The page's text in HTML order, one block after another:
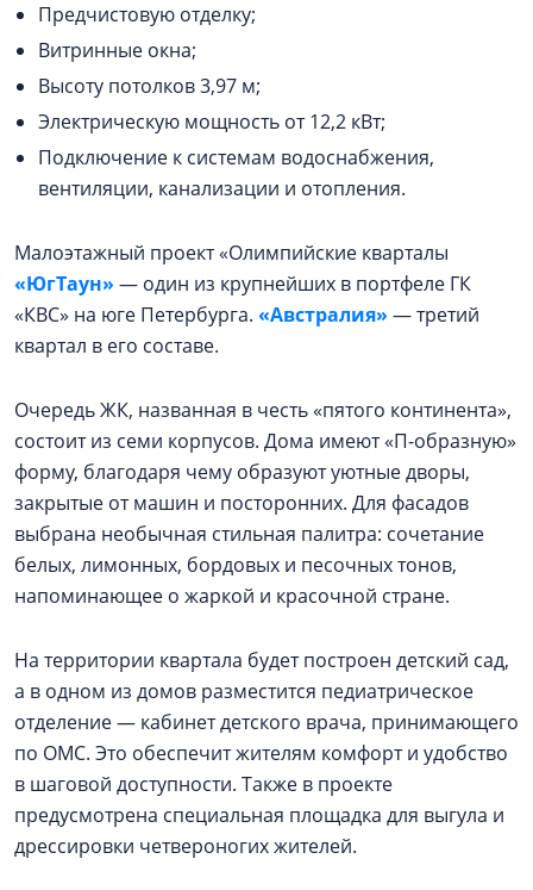
Предчистовую отделку;
Витринные окна;
Высоту потолков 3,97 м;
Электрическую мощность от 12,2 кВт;
Подключение к системам водоснабжения,
вентиляции, канализации и отопления.
Малоэтажный проект «Олимпийские кварталы
«ЮгТаун» — один из крупнейших в портфеле ГК
«КВС» на юге Петербурга. «Австралия» — третий
квартал в его составе.
Очередь ЖК, названная в честь «пятого континента»,
состоит из семи корпусов. Дома имеют «П-образную»
форму, благодаря чему образуют уютные дворы,
закрытые от машин и посторонних. Для фасадов
выбрана необычная стильная палитра: сочетание
белых, лимонных, бордовых и песочных тонов,
напоминающее о жаркой и красочной стране.
На территории квартала будет построен детский сад,
а в одном из домов разместится педиатрическое
отделение — кабинет детского врача, принимающего
по ОМС. Это обеспечит жителям комфорт и удобство
в шаговой доступности. Также в проекте
предусмотрена специальная площадка для выгула и
дрессировки четвероногих жителей.